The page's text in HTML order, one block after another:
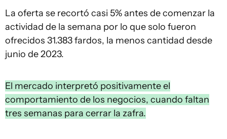
La oferta se recortó casi 5% antes de comenzar la
actividad de la semana por lo que solo fueron
ofrecidos 31.383 fardos, la menos cantidad desde
junio de 2023.
El mercado interpretó positivamente el
comportamiento de los negocios, cuando faltan
tres semanas para cerrar la zafra.